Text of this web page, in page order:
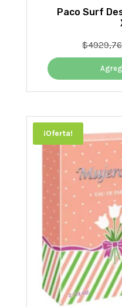
Paco Surf
$4929,76
¡Oferta!